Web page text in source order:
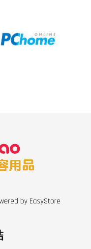
by EasyStore